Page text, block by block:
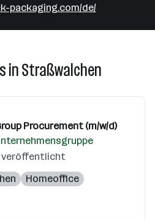
packaging.com/de/
in Straßwalchen
Procurement (m/w/d)
veröffentlicht
Homeoffice